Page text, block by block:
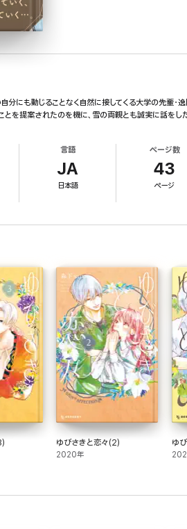
にも動じることなく自然に接してくる大学の先輩
とを提案されたのを機に、雪の両親とも誠実に話を
言語
JA
日本語
ページ数
43
ページ
ゆびさきと恋々(2)
2020年
ゆ